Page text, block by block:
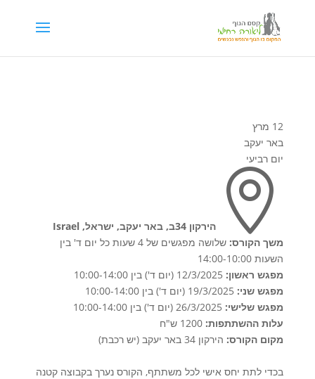
דילוג לתוכן
12 מרץ
באר יעקב
יום רביעי

הירקון 34ב, באר יעקב, ישראל, Israel
משך הקורס:
שלושה מפגשים של 4 שעות כל יום ד' בין
השעות 14:00-10:00
מפגש ראשון:
מפגש שני:
מפגש שלישי:
עלות ההשתתפות:
מקום הקורס: הירקון 34 באר יעקב (יש רכבת)
בכדי לתת יחס אישי לכל משתתף, הקורס נערך בקבוצה קטנה